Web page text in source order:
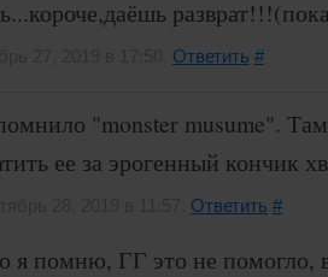
Ответить #
"monster musume".
ее за эрогенный кончик
Ответить #
я помню, ГГ это не помогло,